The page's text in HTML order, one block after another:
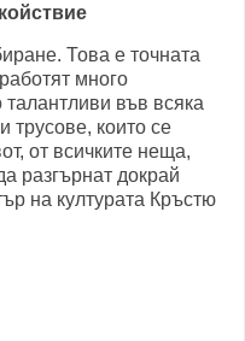
Това е точната
много
във всяка
трусове, които се
от всичките неща,
разгърнат докрай
на културата Кръстю